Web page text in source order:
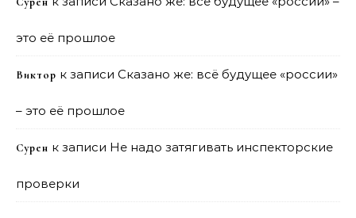
это её прошлое
Виктор к записи Сказано же: всё будущее «россии»
– это её прошлое
Сурен к записи Не надо затягивать инспекторские
проверки